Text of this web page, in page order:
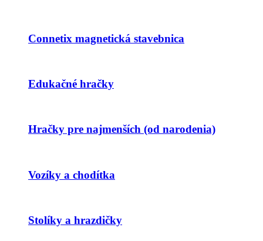
Connetix magnetická stavebnica
Edukačné hračky
Hračky pre najmenších (od narodenia)
Vozíky a chodítka
Stolíky a hrazdičky